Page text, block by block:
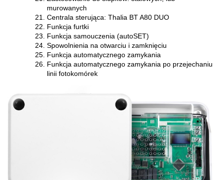
murowanych
Centrala sterująca: Thalia BT A80 DUO
Funkcja furtki
Funkcja samouczenia (autoSET)
Spowolnienia na otwarciu i zamknięciu
Funkcja automatycznego zamykania
Funkcja automatycznego zamykania po przejechaniu
linii fotokomórek